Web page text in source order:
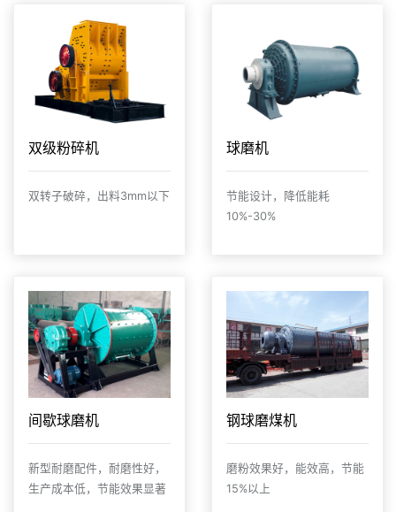
双级粉碎机
双转子破碎，出料3mm以下
球磨机
节能设计，降低能耗
10%-30%
间歇球磨机
新型耐磨配件，耐磨性好，
生产成本低，节能效果显著
钢球磨煤机
磨粉效果好，能效高，节能
15%以上